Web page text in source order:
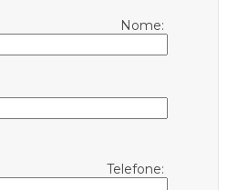
Nome:
Telefone: